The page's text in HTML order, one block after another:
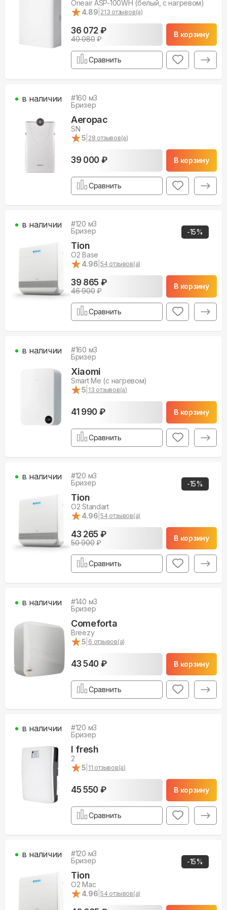
Oneair ASP-100WH (белый, с нагревом)
★
★4.89 213 отзывов(а)
36 072 ₽
40 080₽
В корзину
Сравнить
#160 м3
Бризер
Aeropac
SN
★
★5 28 отзывов(а)
39 000 ₽ В корзину
в наличии
Сравнить
-15%
#120 м3
Бризер
Tion
O2 Base
★
★4.96 |54 отзывов(а)
39 865 ₽
46 900₽
В корзину
в наличии
Сравнить
#160 м3
Бризер
Xiaomi
Smart Me (с нагревом)
★
★5 13 отзывов(а)
41 990 ₽ В корзину
в наличии
Сравнить
-15%
#120 м3
Бризер
Tion
O2 Standart
★
★4.96 |54 отзывов(а)
43 265 ₽
50 900₽
В корзину
в наличии
Сравнить
#140 м3
Бризер
Comeforta
Breezy
★
★5 6 отзывов(а)
43 540 ₽ В корзину
в наличии
Сравнить
#120 м3
Бризер
I fresh
2
★
★5 11 отзывов(а)
45 550 ₽ В корзину
в наличии
Сравнить
-15%
#120 м3
Бризер
Tion
O2 Mac
★
★4.96 |54 отзывов(а)
в наличии